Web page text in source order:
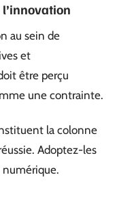
au sein de
et
être perçu
une contrainte.
la colonne
Adoptez-les
numérique.